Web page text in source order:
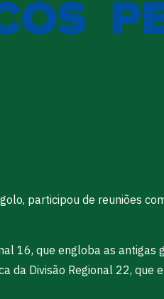
participou de reuniões
16, que engloba as antigas
da Divisão Regional 22, que